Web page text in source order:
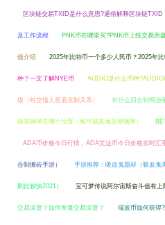
区块链交易TXID是什么意思?通俗解释区块链TXID
及工作流程 PNK币在哪里买?PNK币上线交易所
值介绍 2025年比特币一个多少人民币？2025年
种？一文了解NYE币 AUDIO是什么币种?AUDIO
级（时空猎人星盾克制关系） 有什么回合制网游
精英钢琴在哪个位置（和平精英海岛弹钢琴）
ADA币价格今日行情，ADA艾达币今日价格实时汇
合制搬砖手游） 手游推荐：吸血鬼题材（吸血鬼
刷比较快2021） 宝可梦传说阿尔宙斯奋斗值有上
交易深度？如何衡量交易深度？ 瑞波币如何获得